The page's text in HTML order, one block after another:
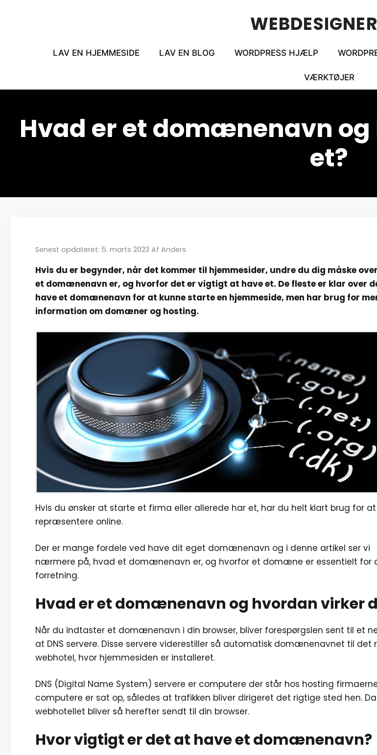
LAV EN HJEMMESIDE LAV EN BLOG WORDPRESS HJÆLP
VÆRKTØJER
Hvad er et domænenavn
et?
Senest opdateret: 5. marts 2023 Af Anders
Hvis du er begynder, når det kommer til hjemmesider, undre du dig måske
et domænenavn er, og hvorfor det er vigtigt at have et. De fleste er klar over
have et domænenavn for at kunne starte en hjemmeside, men har brug for
information om domæner og hosting.
Hvis du ønsker at starte et firma eller allerede har et, har du helt klart brug for
repræsentere online.
Der er mange fordele ved have dit eget domænenavn og i denne artikel ser vi
nærmere på, hvad et domænenavn er, og hvorfor et domæne er essentielt for
forretning.
Hvad er et domænenavn og hvordan virker
Når du indtaster et domænenavn i din browser, bliver forespørgslen sent til et
at DNS servere. Disse servere viderestiller så automatisk domænenavnet til det
webhotel, hvor hjemmesiden er installeret.
DNS (Digital Name System) servere er computere der står hos hosting
computere er sat op, således at trafikken bliver dirigeret det rigtige sted hen.
webhotellet bliver så herefter sendt til din browser.
Hvor vigtigt er det at have et domænenavn?